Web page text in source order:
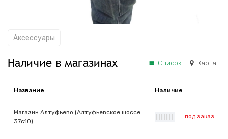
Аксессуары
Наличие в магазинах Список Карта
Название Наличие
Магазин Алтуфьево (Алтуфьевское шоссе
37с10)
под заказ